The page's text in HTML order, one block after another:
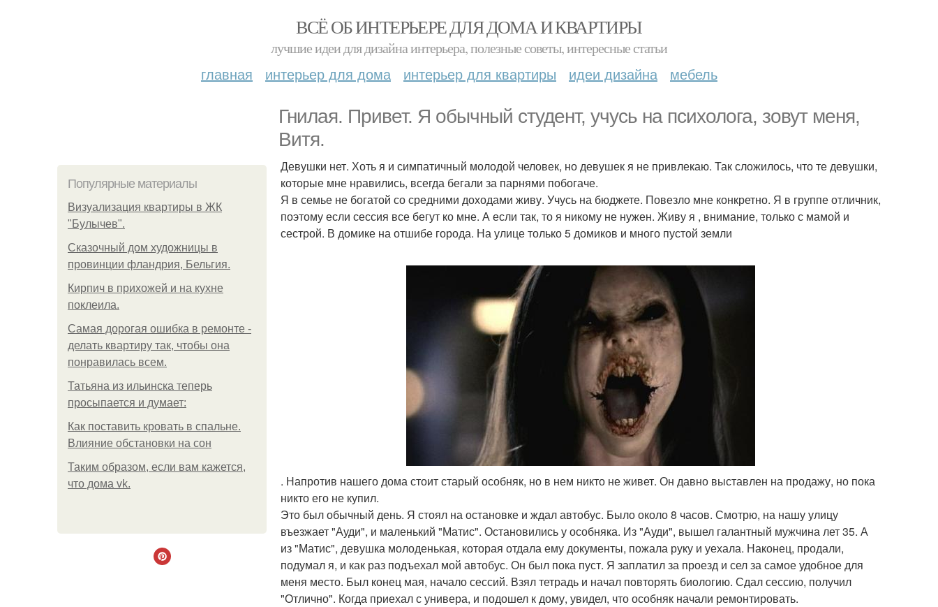
ВСЁ ОБ ИНТЕРЬЕРЕ ДЛЯ ДОМА И КВАРТИРЫ
лучшие идеи для дизайна интерьера, полезные советы, интересные статьи
главная интерьер для дома интерьер для квартиры идеи дизайна мебель
Гнилая. Привет. Я обычный студент, учусь на психолога, зовут меня,
Витя.
Популярные материалы
Визуализация квартиры в ЖК
"Булычев".
Сказочный дом художницы в
провинции фландрия, Бельгия.
Кирпич в прихожей и на кухне
поклеила.
Самая дорогая ошибка в ремонте -
делать квартиру так, чтобы она
понравилась всем.
Татьяна из ильинска теперь
просыпается и думает:
Как поставить кровать в спальне.
Влияние обстановки на сон
Таким образом, если вам кажется,
что дома vk.
Девушки нет. Хоть я и симпатичный молодой человек, но девушек я не привлекаю. Так сложилось, что те девушки,
которые мне нравились, всегда бегали за парнями побогаче.
Я в семье не богатой со средними доходами живу. Учусь на бюджете. Повезло мне конкретно. Я в группе отличник,
поэтому если сессия все бегут ко мне. А если так, то я никому не нужен. Живу я , внимание, только с мамой и
сестрой. В домике на отшибе города. На улице только 5 домиков и много пустой земли
. Напротив нашего дома стоит старый особняк, но в нем никто не живет. Он давно выставлен на продажу, но пока
никто его не купил.
Это был обычный день. Я стоял на остановке и ждал автобус. Было около 8 часов. Смотрю, на нашу улицу
въезжает "Ауди", и маленький "Матис". Остановились у особняка. Из "Ауди", вышел галантный мужчина лет 35. А
из "Матис", девушка молоденькая, которая отдала ему документы, пожала руку и уехала. Наконец, продали,
подумал я, и как раз подъехал мой автобус. Он был пока пуст. Я заплатил за проезд и сел за самое удобное для
меня место. Был конец мая, начало сессий. Взял тетрадь и начал повторять биологию. Сдал сессию, получил
"Отлично". Когда приехал с универа, и подошел к дому, увидел, что особняк начали ремонтировать.